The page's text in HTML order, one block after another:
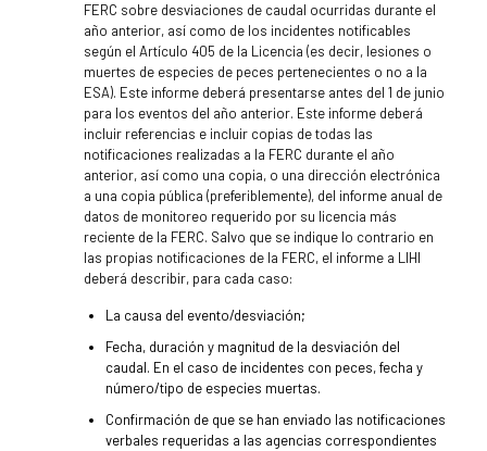
FERC sobre desviaciones de caudal ocurridas durante el
año anterior, así como de los incidentes notificables
según el Artículo 405 de la Licencia (es decir, lesiones o
muertes de especies de peces pertenecientes o no a la
ESA). Este informe deberá presentarse antes del 1 de junio
para los eventos del año anterior. Este informe deberá
incluir referencias e incluir copias de todas las
notificaciones realizadas a la FERC durante el año
anterior, así como una copia, o una dirección electrónica
a una copia pública (preferiblemente), del informe anual de
datos de monitoreo requerido por su licencia más
reciente de la FERC. Salvo que se indique lo contrario en
las propias notificaciones de la FERC, el informe a LIHI
deberá describir, para cada caso:
La causa del evento/desviación;
Fecha, duración y magnitud de la desviación del
caudal. En el caso de incidentes con peces, fecha y
número/tipo de especies muertas.
Confirmación de que se han enviado las notificaciones
verbales requeridas a las agencias correspondientes